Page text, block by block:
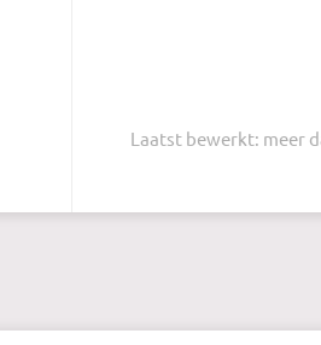
Laatst bewerkt: meer